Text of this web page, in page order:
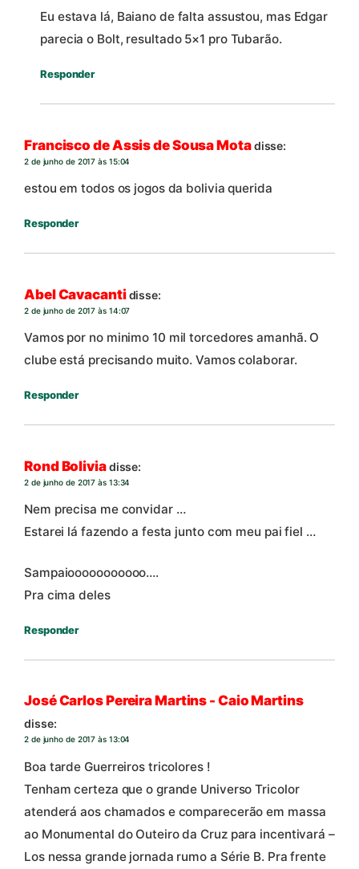
Eu estava lá, Baiano de falta assustou, mas Edgar
parecia o Bolt, resultado 5×1 pro Tubarão.
Responder
Francisco de Assis de Sousa Motadisse:
2 de junho de 2017 às 15:04
estou em todos os jogos da bolivia querida
Responder
Abel Cavacantidisse:
2 de junho de 2017 às 14:07
Vamos por no minimo 10 mil torcedores amanhã. O
clube está precisando muito. Vamos colaborar.
Responder
Rond Boliviadisse:
2 de junho de 2017 às 13:34
Nem precisa me convidar …
Estarei lá fazendo a festa junto com meu pai fiel …
Sampaiooooooooooo….
Pra cima deles
Responder
José Carlos Pereira Martins - Caio Martins
disse:
2 de junho de 2017 às 13:04
Boa tarde Guerreiros tricolores !
Tenham certeza que o grande Universo Tricolor
atenderá aos chamados e comparecerão em massa
ao Monumental do Outeiro da Cruz para incentivará –
Los nessa grande jornada rumo a Série B. Pra frente